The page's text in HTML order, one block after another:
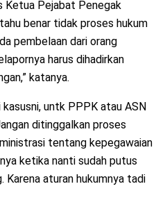
Ketua Pejabat Penegak
benar tidak proses hukum
pembelaan dari orang
harus dihadirkan
katanya.
untk PPPK atau ASN
ditinggalkan proses
tentang kepegawaian
ketika nanti sudah putus
Karena aturan hukumnya tadi